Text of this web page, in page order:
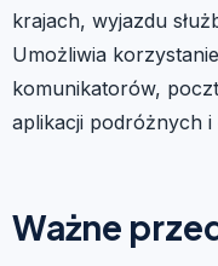
krajach, wyjazdu
Umożliwia
komunikatorów,
aplikacji podróżnych
Ważne